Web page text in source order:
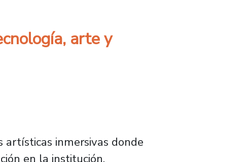
arte y
artísticas inmersivas donde
en la institución.